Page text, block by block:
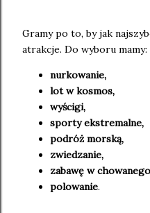
Gramy po to, by jak
atrakcje. Do wyboru mamy:
nurkowanie,
lot w kosmos,
wyścigi,
sporty ekstremalne,
podróż morską,
zwiedzanie,
zabawę w chowanego
polowanie.